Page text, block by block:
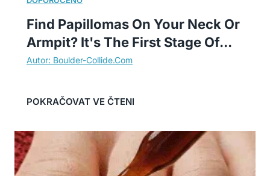
Find Papillomas On Your Neck Or
Armpit? It's The First Stage Of...